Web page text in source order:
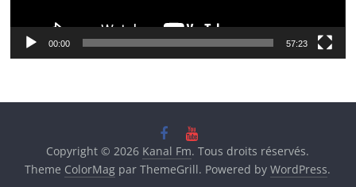
00:00 57:23
Copyright © 2026 Kanal Fm. Tous droits réservés.
Theme ColorMag par ThemeGrill. Powered byWordPress.